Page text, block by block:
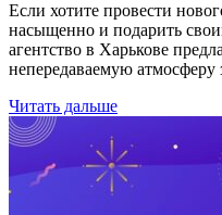
Если хотите провести
насыщенно и подарить
агентство в Харькове
непередаваемую атмосферу
Читать дальше